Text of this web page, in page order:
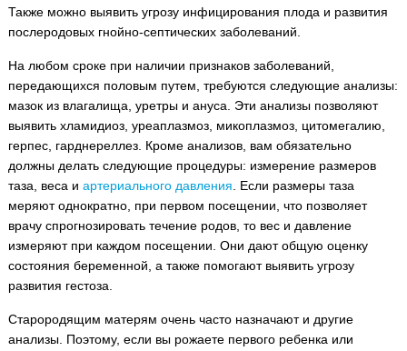
Также можно выявить угрозу инфицирования плода и развития
послеродовых гнойно-септических заболеваний.
На любом сроке при наличии признаков заболеваний,
передающихся половым путем, требуются следующие анализы:
мазок из влагалища, уретры и ануса. Эти анализы позволяют
выявить хламидиоз, уреаплазмоз, микоплазмоз, цитомегалию,
герпес, гарднереллез. Кроме анализов, вам обязательно
должны делать следующие процедуры: измерение размеров
таза, веса и артериального давления . Если размеры таза
меряют однократно, при первом посещении, что позволяет
врачу спрогнозировать течение родов, то вес и давление
измеряют при каждом посещении. Они дают общую оценку
состояния беременной, а также помогают выявить угрозу
развития гестоза.
Старородящим матерям очень часто назначают и другие
анализы. Поэтому, если вы рожаете первого ребенка или